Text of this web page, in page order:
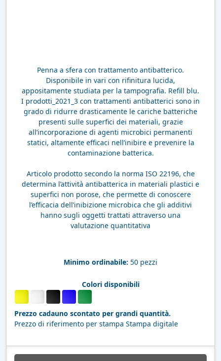
Penna a sfera con trattamento antibatterico.
Disponibile in vari con rifinitura lucida,
appositamente studiata per la tampografia. Refill blu.
I prodotti_2021_3 con trattamenti antibatterici sono in
grado di ridurre drasticamente le cariche batteriche
presenti sulle superfici dei materiali, grazie
all’incorporazione di agenti microbici permanenti
statici, altamente efficaci nell’inibire e prevenire la
contaminazione batterica.
Articolo prodotto secondo la norma ISO 22196, che
determina l’attività antibatterica in materiali plastici e
superfici non porose, che permette di conoscere
l’efficacia dell’inibizione microbica che gli additivi
hanno sugli oggetti trattati attraverso una
valutazione quantitativa
Minimo ordinabile: 50 pezzi
Colori disponibili
Prezzo cadauno scontato per grandi quantità.
Prezzo di riferimento per stampa Stampa digitale